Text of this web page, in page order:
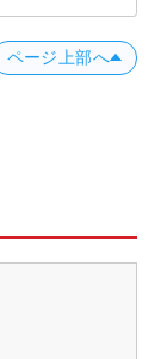
ページ上部へ